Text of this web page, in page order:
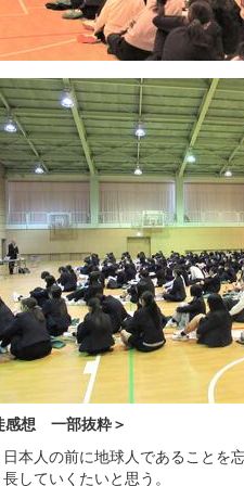
感想 一部抜粋＞
日本人の前に地球人であることを
長していくたいと思う。